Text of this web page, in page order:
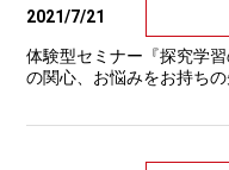
2021/7/21
体験型セミナー『探究学
の関心、お悩みをお持ち